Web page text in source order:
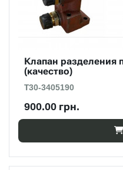
Клапан разделения
(качество)
Т30-3405190
900.00 грн.